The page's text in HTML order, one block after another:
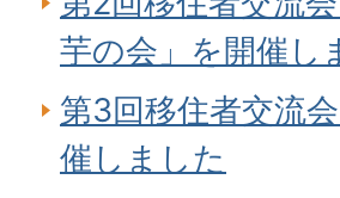
芋の会」を開催し
第3回移住者交流
催しました